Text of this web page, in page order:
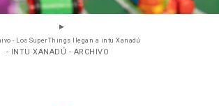
- Los SuperThings llegan a intu Xanadú
- INTU XANADÚ - ARCHIVO